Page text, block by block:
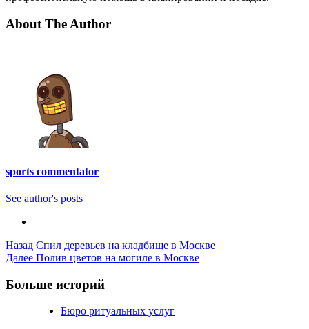
About The Author
sports commentator
See author's posts
Post
Navigation
Назад Спил деревьев на кладбище в Москве
Далее Полив цветов на могиле в Москве
Больше историй
Бюро ритуальных услуг